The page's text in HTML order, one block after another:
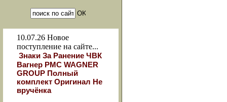
10.07.26 Новое
поступление на сайте...
Знаки За Ранение ЧВК
Вагнер РМС WAGNER
GROUP Полный
комплект Оригинал Не
вручёнка